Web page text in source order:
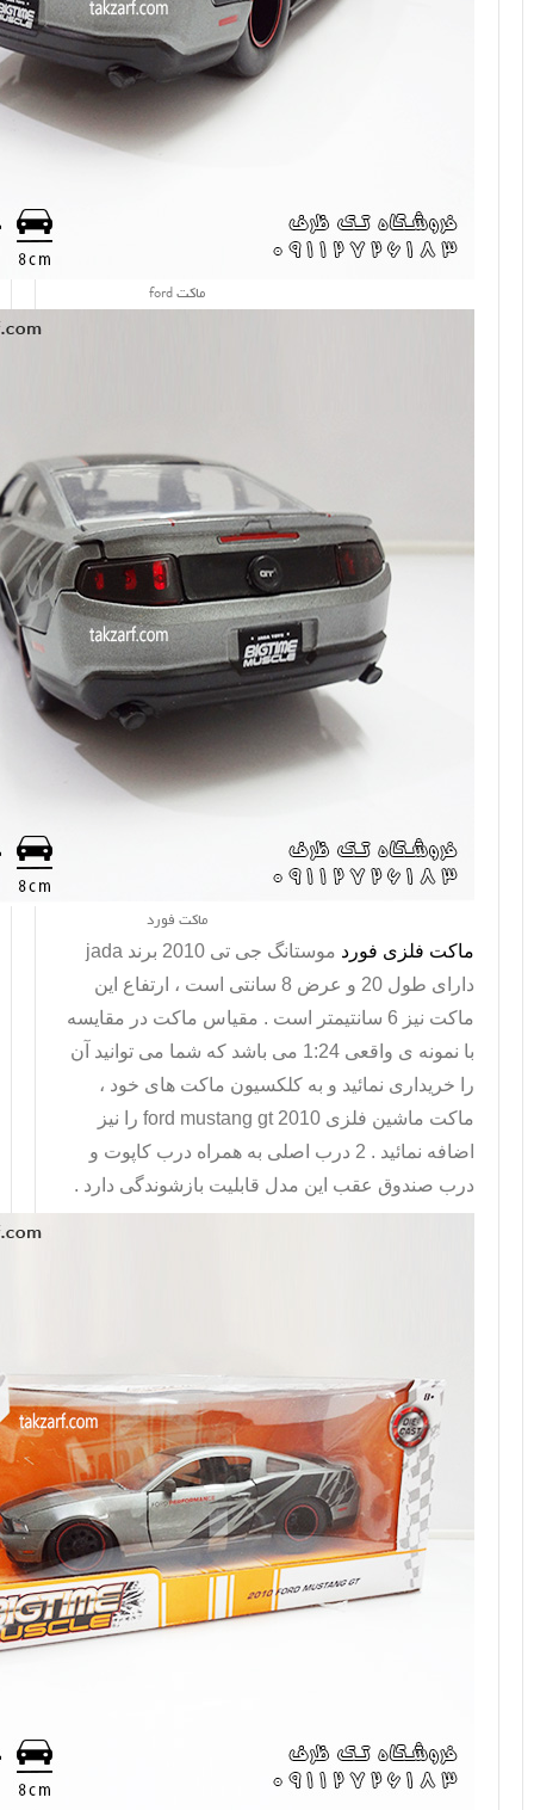
ماکت ford
ماکت فورد
ماکت فلزی فورد موستانگ جی تی 2010 برند
jada
دارای طول 20 و عرض 8 سانتی است ، ارتفاع این
ماکت نیز 6 سانتیمتر است . مقیاس ماکت در مقایسه
با نمونه ی واقعی 1:24 می باشد که شما می توانید آن
را خریداری نمائید و به کلکسیون ماکت های خود ،
ماکت ماشین فلزی
ford mustang gt 2010 را نیز
اضافه نمائید . 2 درب اصلی به همراه درب کاپوت و
درب صندوق عقب این مدل قابلیت بازشوندگی دارد .